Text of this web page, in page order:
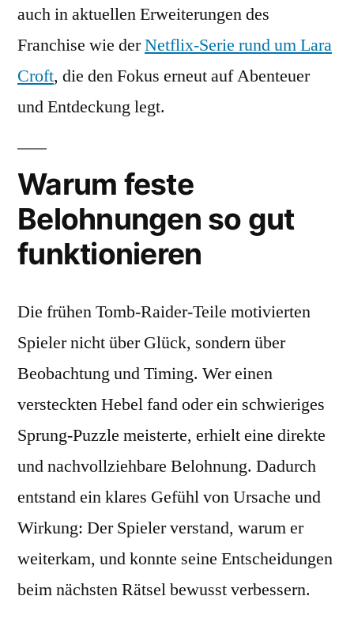
auch in aktuellen Erweiterungen des
Franchise wie derNetflix-Serie rund um Lara
Croft, die den Fokus erneut auf Abenteuer
und Entdeckung legt.
Warum feste
Belohnungen so gut
funktionieren
Die frühen Tomb-Raider-Teile motivierten
Spieler nicht über Glück, sondern über
Beobachtung und Timing. Wer einen
versteckten Hebel fand oder ein schwieriges
Sprung-Puzzle meisterte, erhielt eine direkte
und nachvollziehbare Belohnung. Dadurch
entstand ein klares Gefühl von Ursache und
Wirkung: Der Spieler verstand, warum er
weiterkam, und konnte seine Entscheidungen
beim nächsten Rätsel bewusst verbessern.